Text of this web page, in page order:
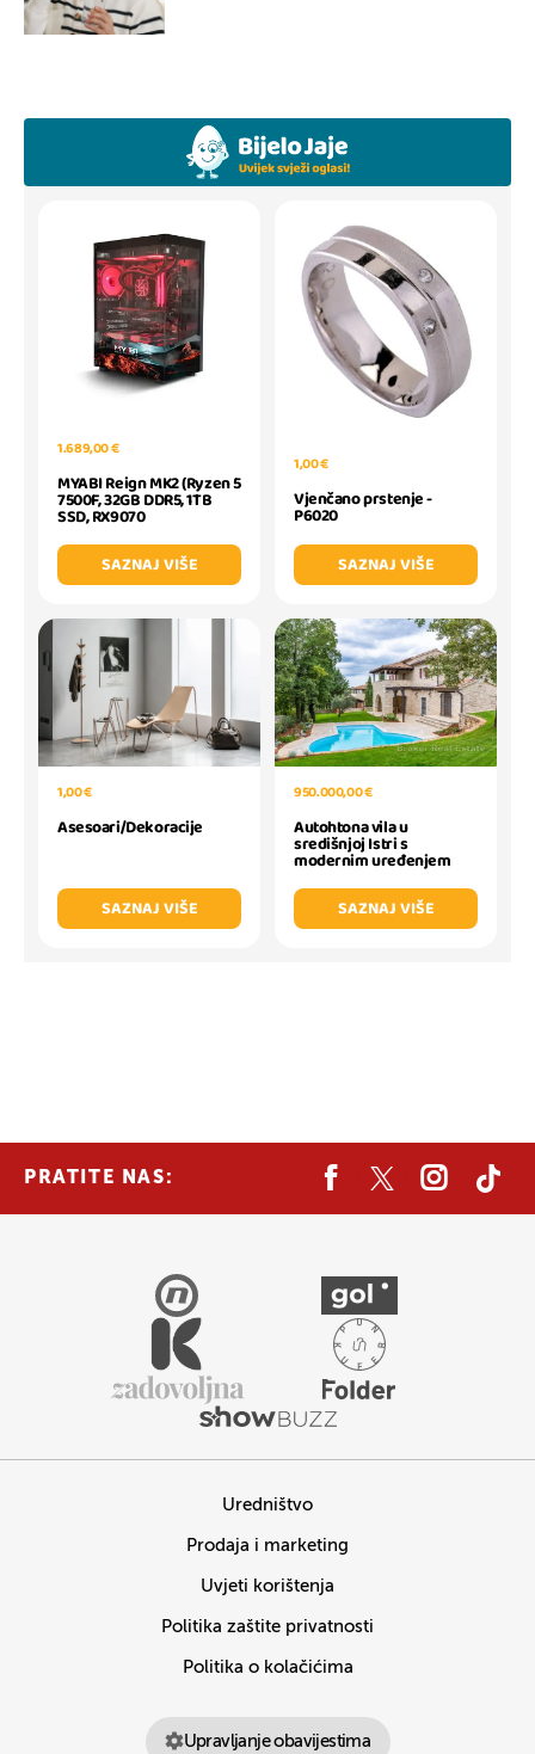
1.689,00 €
MYABI Reign MK2 (Ryzen 5
7500F, 32GB DDR5, 1TB
SSD, RX9070
SAZNAJ VIŠE
1,00 €
Vjenčano prstenje -
P6020
SAZNAJ VIŠE
1,00 €
Asesoari/Dekoracije
SAZNAJ VIŠE
950.000,00 €
Autohtona vila u
središnjoj Istri s
modernim uređenjem
SAZNAJ VIŠE
PRATITE NAS:
Uredništvo
Prodaja i marketing
Uvjeti korištenja
Politika zaštite privatnosti
Politika o kolačićima
Upravljanje obavijestima